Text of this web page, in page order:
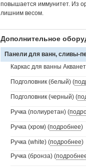
повышается иммунитет. Из
лишним весом.
Дополнительное
Панели для ванн, сливы-
Каркас для ванны
Подголовник (белый) (
Подголовник (черный) (
Ручка (полиуретан) (
Ручка (хром) (подробнее)
Ручка (white) (подробнее)
Ручка (бронза) (